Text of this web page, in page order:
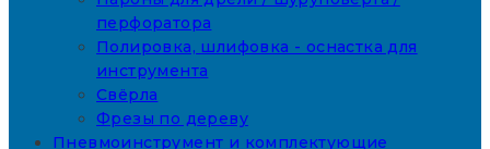
перфоратора
Полировка, шлифовка - оснастка для
инструмента
Свёрла
Фрезы по дереву
Пневмоинструмент и комплектующие